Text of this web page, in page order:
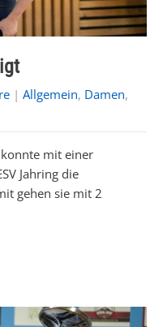
| Allgemein, Damen,
mit einer
Jahring die
gehen sie mit 2